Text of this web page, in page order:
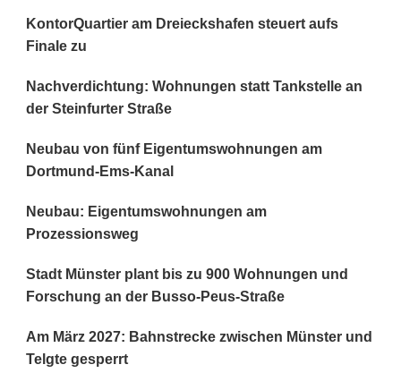
KontorQuartier am Dreieckshafen steuert aufs
Finale zu
Nachverdichtung: Wohnungen statt Tankstelle an
der Steinfurter Straße
Neubau von fünf Eigentumswohnungen am
Dortmund-Ems-Kanal
Neubau: Eigentumswohnungen am
Prozessionsweg
Stadt Münster plant bis zu 900 Wohnungen und
Forschung an der Busso-Peus-Straße
Am März 2027: Bahnstrecke zwischen Münster und
Telgte gesperrt